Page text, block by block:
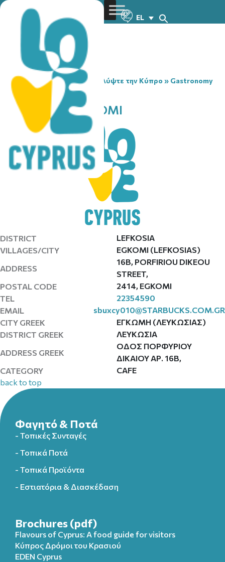
EL
You are here:Home» Ανακαλύψτε την Κύπρο » Gastronomy
» STARBUCKS ENGOMI
STARBUCKS ENGOMI
DISTRICT
LEFKOSIA
VILLAGES/CITY
EGKOMI (LEFKOSIAS)
ADDRESS
16B, PORFIRIOU DIKEOU
STREET,
POSTAL CODE
2414, EGKOMI
TEL
22354590
EMAIL
sbuxcy010@STARBUCKS.COM.GR
CITY GREEK
ΕΓΚΩΜΗ (ΛΕΥΚΩΣΙΑΣ)
DISTRICT GREEK
ΛΕΥΚΩΣΙΑ
ADDRESS GREEK
ΟΔΟΣ ΠΟΡΦΥΡΙΟΥ
ΔΙΚΑΙΟΥ ΑΡ. 16Β,
CATEGORY
CAFE
back to top
Φαγητό & Ποτά
- Τοπικές Συνταγές
- Τοπικά Ποτά
- Τοπικά Προϊόντα
- Εστιατόρια & Διασκέδαση
Brochures (pdf)
Flavours of Cyprus: A food guide for visitors
Κύπρος Δρόμοι του Κρασιού
EDEN Cyprus